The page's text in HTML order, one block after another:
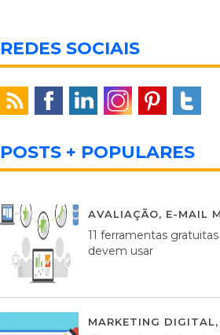
REDES SOCIAIS
POSTS + POPULARES
AVALIAÇÃO, E-MAIL
11 ferramentas
devem usar
MARKETING DIGITAL,